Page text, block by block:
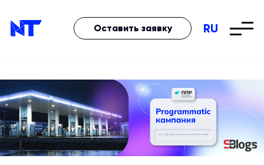
RU
Оставить заявку